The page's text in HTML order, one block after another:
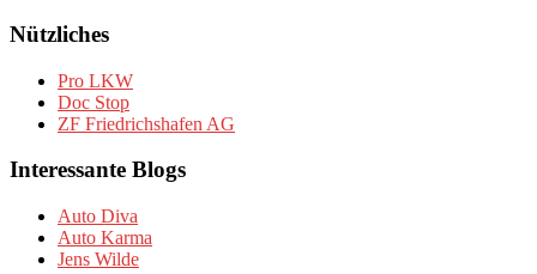
Nützliches
Pro LKW
Doc Stop
ZF Friedrichshafen AG
Interessante Blogs
Auto Diva
Auto Karma
Jens Wilde